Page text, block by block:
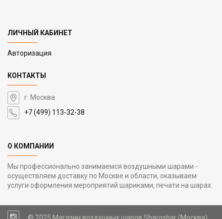
ЛИЧНЫЙ КАБИНЕТ
Авторизация
КОНТАКТЫ
г. Москва
+7 (499) 113-32-38
О КОМПАНИИ
Мы профессионально занимаемся воздушными шарами -
осуществляем доставку по Москве и области, оказываем
услуги оформления мероприятий шариками, печати на шарах.